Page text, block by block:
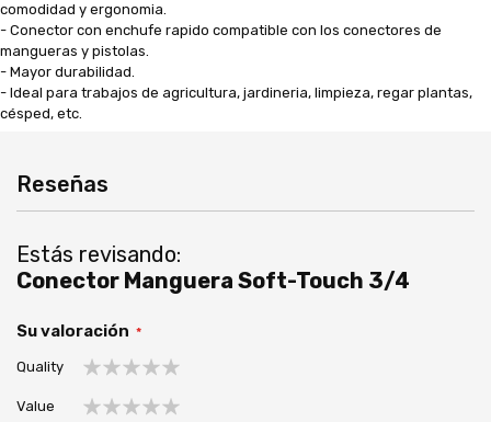
comodidad y ergonomia.
- Conector con enchufe rapido compatible con los conectores de
mangueras y pistolas.
- Mayor durabilidad.
- Ideal para trabajos de agricultura, jardineria, limpieza, regar plantas,
césped, etc.
Reseñas
Estás revisando:
Conector Manguera Soft-Touch 3/4
Su valoración
Quality
estrella
estrellas
estrellas
estrellas
estrellas
Value